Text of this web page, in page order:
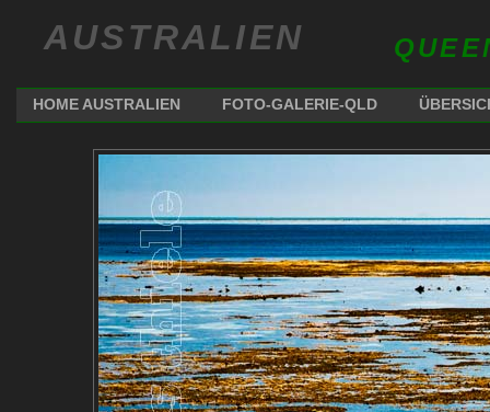
AUSTRALIEN
HOME AUSTRALIEN FOTO-GALERIE-QLD